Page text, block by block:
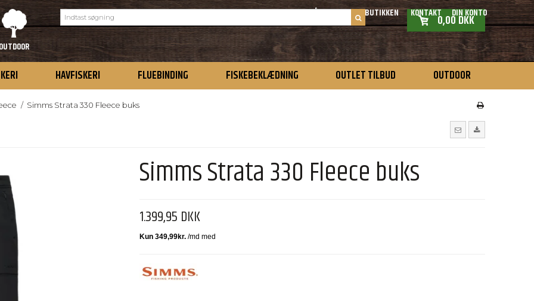
0,00 DKK
ÅBNINGSTIDER BUTIKKEN KONTAKT DIN KONTO
HAVFISKERI FLUEBINDING FISKEBEKLÆDNING OUTLET TILBUD OUTDOOR
/ Simms Strata 330 Fleece buks
Simms Strata 330 Fleece buks
1.399,95 DKK